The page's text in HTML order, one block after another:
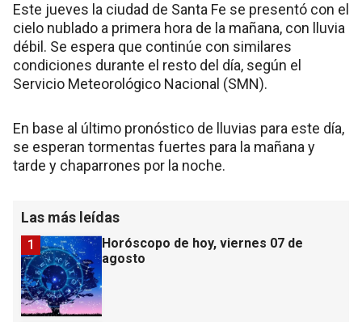
Este jueves la ciudad de Santa Fe se presentó con el
cielo nublado a primera hora de la mañana, con lluvia
débil. Se espera que continúe con similares
condiciones durante el resto del día, según el
Servicio Meteorológico Nacional (SMN).
En base al último pronóstico de lluvias para este día,
se esperan tormentas fuertes para la mañana y
tarde y chaparrones por la noche.
Las más leídas
Horóscopo de hoy, viernes 07 de
agosto
1